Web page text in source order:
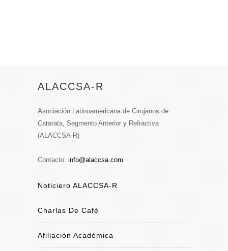
ALACCSA-R
Asociación Latinoamericana de Cirujanos de
Catarata, Segmento Anterior y Refractiva
(ALACCSA-R)
Contacto: info@alaccsa.com
Noticiero ALACCSA-R
Charlas De Café
Afiliación Académica